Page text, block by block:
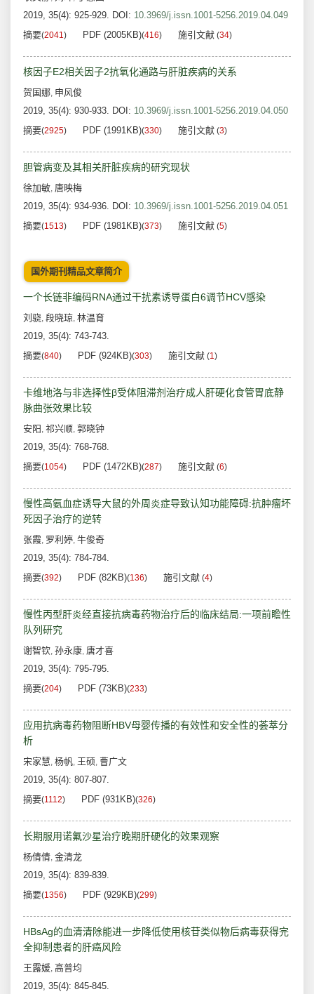
2019, 35(4): 925-929. DOI: 10.3969/j.issn.1001-5256.2019.04.049
摘要(2041) PDF (2005KB)(416) 施引文献 (34)
核因子E2相关因子2抗氧化通路与肝脏疾病的关系
贺国娜, 申风俊
2019, 35(4): 930-933. DOI: 10.3969/j.issn.1001-5256.2019.04.050
摘要(2925) PDF (1991KB)(330) 施引文献 (3)
胆管病变及其相关肝脏疾病的研究现状
徐加敏, 唐映梅
2019, 35(4): 934-936. DOI: 10.3969/j.issn.1001-5256.2019.04.051
摘要(1513) PDF (1981KB)(373) 施引文献 (5)
国外期刊精品文章简介
一个长链非编码RNA通过干扰素诱导蛋白6调节HCV感染
刘骁, 段晓琼, 林温育
2019, 35(4): 743-743.
摘要(840) PDF (924KB)(303) 施引文献 (1)
卡维地洛与非选择性β受体阻滞剂治疗成人肝硬化食管胃底静
脉曲张效果比较
安阳 , 祁兴顺, 郭晓钟
2019, 35(4): 768-768.
摘要(1054) PDF (1472KB)(287) 施引文献 (6)
慢性高氨血症诱导大鼠的外周炎症导致认知功能障碍:抗肿瘤坏
死因子治疗的逆转
张霞, 罗利婷, 牛俊奇
2019, 35(4): 784-784.
摘要(392) PDF (82KB)(136) 施引文献 (4)
慢性丙型肝炎经直接抗病毒药物治疗后的临床结局:一项前瞻性
队列研究
谢智钦, 孙永康, 唐才喜
2019, 35(4): 795-795.
摘要(204) PDF (73KB)(233)
应用抗病毒药物阻断HBV母婴传播的有效性和安全性的荟萃分
析
宋家慧, 杨帆, 王硕, 曹广文
2019, 35(4): 807-807.
摘要(1112) PDF (931KB)(326)
长期服用诺氟沙星治疗晚期肝硬化的效果观察
杨倩倩, 金清龙
2019, 35(4): 839-839.
摘要(1356) PDF (929KB)(299)
HBsAg的血清清除能进一步降低使用核苷类似物后病毒获得完
全抑制患者的肝癌风险
王露媛, 高普均
2019, 35(4): 845-845.